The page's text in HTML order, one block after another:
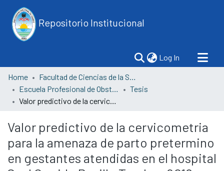
Repositorio Institucional
Log In (current)
Home
Facultad de Ciencias de la Salud
Escuela Profesional de Obstetricia
Tesis
Valor predictivo de la cervicometria para la amenaza de parto pretermino en gestantes atendidas en el hospital Saul Garrido Rosillo Tumbes 2016
Valor predictivo de la cervicometria
para la amenaza de parto pretermino
en gestantes atendidas en el hospital